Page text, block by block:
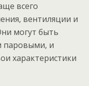
всего
вентиляции и
могут быть
паровыми, и
характеристики